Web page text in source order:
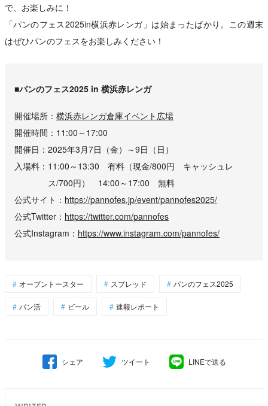
で、お楽しみに！
「パンのフェス2025in横浜赤レンガ」は始まったばかり。この週末
はぜひパンのフェスをお楽しみください！
■パンのフェス2025 in 横浜赤レンガ
開催場所
横浜赤レンガ倉庫イベント広場
開催時間
11:00～17:00
開催日
2025年3月7日（金）～9日（日）
入場料
11:00～13:30 有料（現金/800円 キャッシュレ
ス/700円） 14:00～17:00 無料
公式サイト
https://pannofes.jp/event/pannofes2025/
公式Twitter
https://twitter.com/pannofes
公式Instagram
https://www.instagram.com/pannofes/
オーブントースター スプレッド パンのフェス2025
パン活 ビール 速報レポート
シェア ツイート LINEで送る